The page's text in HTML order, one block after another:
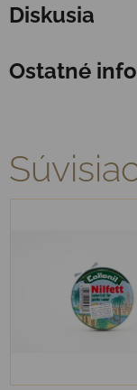
Diskusia
Ostatné